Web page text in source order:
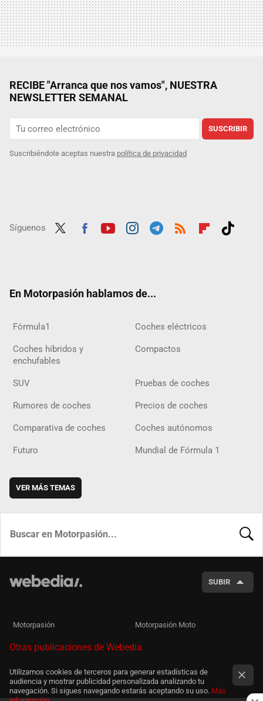
RECIBE "Arranca que nos vamos", NUESTRA
NEWSLETTER SEMANAL
SUSCRIBIR
Suscribiéndote aceptas nuestra política de privacidad
Síguenos
En Motorpasión hablamos de...
Fórmula1 Coches eléctricos
Coches híbridos y
enchufables
Compactos
SUV Pruebas de coches
Rumores de coches Precios de coches
Comparativa de coches Coches autónomos
Futuro Mundial de Fórmula 1
VER MÁS TEMAS
SUBIR
Motorpasión Motorpasión Moto
Otras publicaciones de Webedia
Utilizamos cookies de terceros para generar estadísticas de
audiencia y mostrar publicidad personalizada analizando tu
navegación. Si sigues navegando estarás aceptando su uso. Más